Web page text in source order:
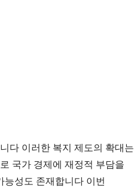
다 이러한 복지 제도의 확대는
국가 경제에 재정적 부담을
성도 존재합니다 이번